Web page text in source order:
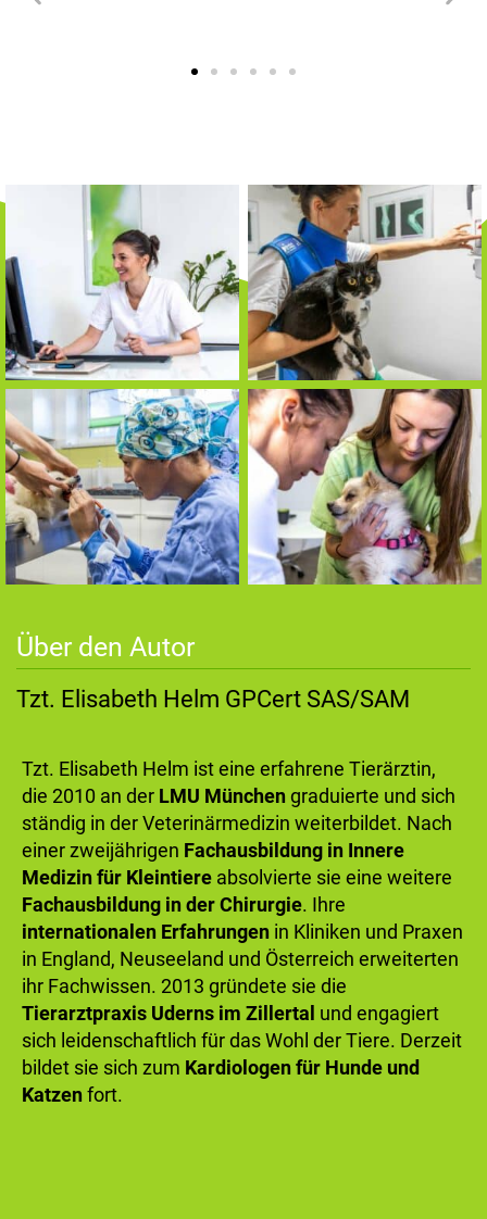
Über den Autor
Tzt. Elisabeth Helm GPCert SAS/SAM
Tzt. Elisabeth Helm ist eine erfahrene Tierärztin,
die 2010 an der LMU Münchengraduierte und sich
ständig in der Veterinärmedizin weiterbildet. Nach
einer zweijährigen Fachausbildung in Innere
Medizin für Kleintiere absolvierte sie eine weitere
Fachausbildung in der Chirurgie. Ihre
internationalen Erfahrungen in Kliniken und Praxen
in England, Neuseeland und Österreich erweiterten
ihr Fachwissen. 2013 gründete sie die
Tierarztpraxis Uderns im Zillertal und engagiert
sich leidenschaftlich für das Wohl der Tiere. Derzeit
bildet sie sich zum Kardiologen für Hunde und
Katzenfort.